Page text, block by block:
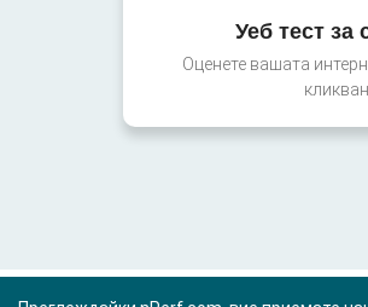
Уеб тест за
Оценете вашата